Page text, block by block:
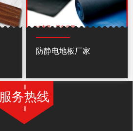
防静电地板厂家
服务热线